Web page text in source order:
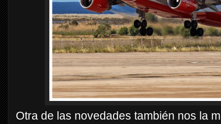
Otra de las novedades también nos la